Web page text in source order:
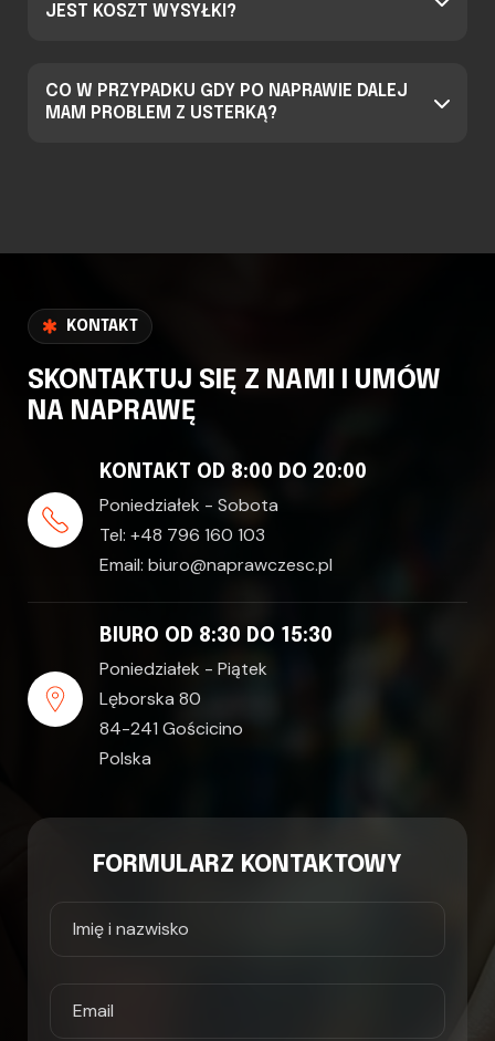
JEST KOSZT WYSYŁKI?
CO W PRZYPADKU GDY PO NAPRAWIE DALEJ
MAM PROBLEM Z USTERKĄ?
KONTAKT
SKONTAKTUJ SIĘ Z NAMI I UMÓW
NA NAPRAWĘ
KONTAKT OD 8:00 DO 20:00
Poniedziałek - Sobota
Tel: +48 796 160 103
Email: biuro@naprawczesc.pl
BIURO OD 8:30 DO 15:30
Poniedziałek - Piątek
Lęborska 80
84-241 Gościcino
Polska
FORMULARZ KONTAKTOWY